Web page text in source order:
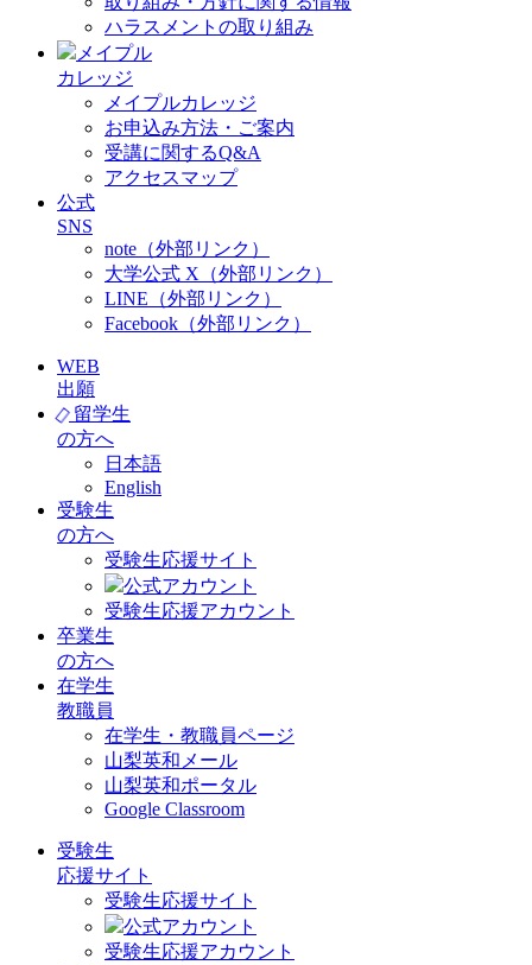
ハラスメントの取り組み
メイプル
カレッジ
メイプルカレッジ
お申込み方法・ご案内
受講に関するQ&A
アクセスマップ
公式
SNS
note（外部リンク）
大学公式 X（外部リンク）
LINE（外部リンク）
Facebook（外部リンク）
WEB
出願
留学生
の方へ
日本語
English
受験生
の方へ
受験生応援サイト
公式アカウント
受験生応援アカウント
卒業生
の方へ
在学生
教職員
在学生・教職員ページ
山梨英和メール
山梨英和ポータル
Google Classroom
受験生
応援サイト
受験生応援サイト
公式アカウント
受験生応援アカウント